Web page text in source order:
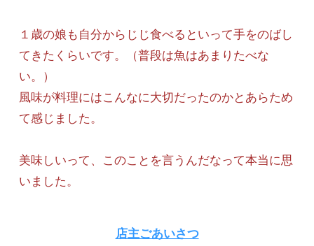
１歳の娘も自分からじじ食べるといって手をのばし
てきたくらいです。（普段は魚はあまりたべな
い。）
風味が料理にはこんなに大切だったのかとあらため
て感じました。
美味しいって、このことを言うんだなって本当に思
いました。
店主ごあいさつ